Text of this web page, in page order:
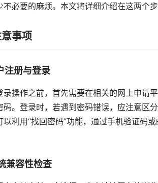
不必要的麻烦。本文将详细介绍在这两个
事项
注册与登录
录操作之前，首先需要在相关的网上申请
码。登录时，若遇到密码错误，应注意区
以利用“找回密码”功能，通过手机验证码
兼容性检查